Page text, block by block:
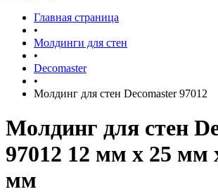
Главная страница
•
Молдинги для стен
•
Decomaster
•
Молдинг для стен Decomaster 97012
Молдинг для стен
97012 12 мм х 25 мм
мм